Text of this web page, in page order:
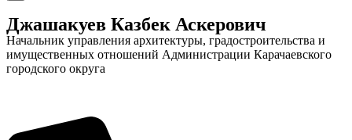
Джашакуев Казбек Аскерович
Начальник управления архитектуры, градостроительства и
имущественных отношений Администрации Карачаевского
городского округа